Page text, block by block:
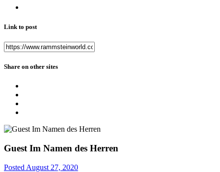
Link to post
Share on other sites
Guest Im Namen des Herren
Posted August 27, 2020